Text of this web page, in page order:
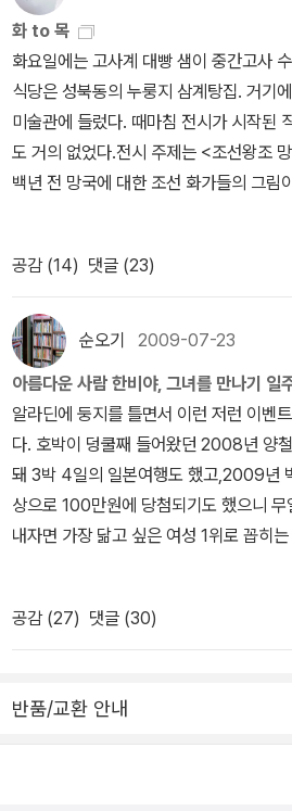
갑자기 취소가 되는 바람에 난리가 난 적
가 골 넣은 장면도 나중에 다운받아서 봤
에서 나온 [남아공에서 보물찾기]책을 보
월드컵이 가까이왔구나 싶었네요.그 이
아공에 대한 책들이 꽤 나온 것 같아요.
에 대해서도 알 수 있을 것 같아요.그리고
컵이 열리는 기간 중에 읽고싶은 책이 몇
이랑 아프리카를 더욱 잘 알게 나머지
니까 아이랑 함께 읽을 재미있는 책도 찾
학이 오늘부터 시작인지라 아무래도 책을
와야할 것 같아요. 지인 편으로 부탁하거
받아야겠지요. 책 배송비가 조금이라도
에교과서에 나오는 유네스코 세계 문화
나머지만 넣었어요. 이번에 나온 대한민
미 나오자마자 소장을 했으니까 나머지
요. ㅎㅎ요런어린이들을 위한 교양책도
이들을 위한 학습서(학습만화 포함) 언제
하지요? 우리 때에도 이런 책이 있었다
수 있었을 것 같아서 타임머신이 정말 있
가고 싶답니다. ^^ [Who Was 후워즈 어
퀴즈 과학상식 시리즈 토피모트 박사 지
통 도감 세트 - 전5권랑그 집 이야기책
화 to 목
화요일에는 고사계 대빵 샘이 중간고사
식당은 성북동의 누룽지 삼계탕집. 거기
미술관에 들렀다. 때마침 전시가 시작된
도 거의 없었다.전시 주제는 <조선왕조
백년 전 망국에 대한 조선 화가들의 그림
가 있는데 이 유리가 가까이 다가가면 울
럽게 만든다. 혹시 그림을 한 발자국 떨어
싶었는데, 그게 아니라 60년대에 만든
지 못해서 그리 되었다는 것이다. 헉, 60
난 게 아닌가. 그 동안 그 유리장 하나 바
일까? 서글픈 일이다.1층을 관람하고 2층
가서 마음을 빼앗겼던 그림을 다시 오래
하호접(초여름 나비), 홍료호접(여뀌와
용과 나비), 이렇게 세점이었는데 하나같
어제 본 백조의 호수에도 나비 복장을 한
었는데 그 선명한 아름다움에 전혀 밀리
지 100년 정도 지난 시점이므로 탈색도
다 보니 색도 화려했다. 실제로 나비가 살
다. 김동성 샘이 그림을 그려서 더 기대
가 있기는 했어도....얼마 전에는 '간송
가 간지 제대로다.궁금은 하지만 제법
공감 (14) 댓글 (23)
순오기 2009-07-23
아름다운 사람 한비야, 그녀를 만나기 일
알라딘에 둥지를 틀면서 이런 저런 이벤
다. 호박이 덩쿨째 들어왔던 2008년 양
돼 3박 4일의 일본여행도 했고,2009년
상으로 100만원에 당첨되기도 했으니
내자면 가장 닮고 싶은 여성 1위로 꼽히
유명한 58년 개띠인 그녀는 내게 우상 같
했다면 이렇게 살고 싶지 않았을까, 로망
다. 그녀의 책을 읽은독서회원이나 주변
을 했으니까 절대 기죽지 말라고 말한다.
못할 일이 뭐라고요?이미 답을알아챈
아요, 님들이 짐작한 거~이땅의 엄마들
공감 (27) 댓글 (30)
반품/교환 안내